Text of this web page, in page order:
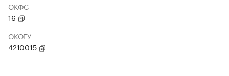
ОКФС
16
ОКОГУ
4210015